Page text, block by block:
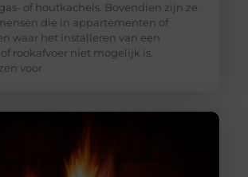
of houtkachels. Bovendien zijn ze
die in appartementen of
waar het installeren van een
rookafvoer niet mogelijk is.
voor